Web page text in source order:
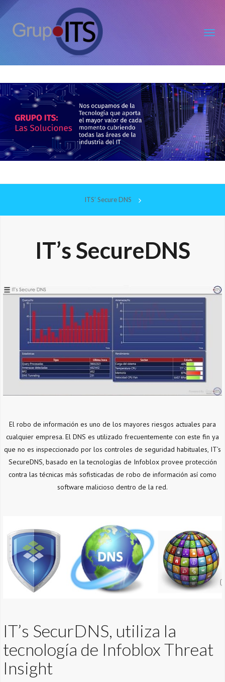
ITS’ Secure DNS
IT’s SecureDNS
El robo de información es uno de los mayores riesgos actuales para
cualquier empresa. El DNS es utilizado frecuentemente con este fin ya
que no es inspeccionado por los controles de seguridad habituales, IT’s
SecureDNS, basado en la tecnologías de Infoblox provee protección
contra las técnicas más sofisticadas de robo de información así como
software malicioso dentro de la red.
IT’s SecurDNS, utiliza la
tecnología de Infoblox Threat
Insight